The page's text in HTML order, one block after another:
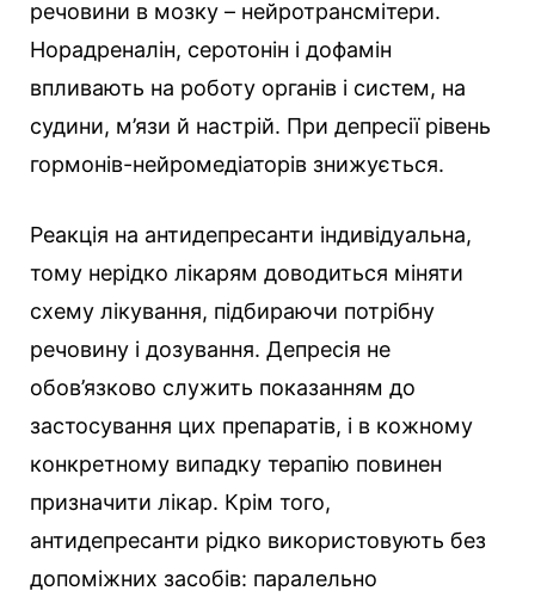
речовини в мозку – нейротрансмітери.
Норадреналін, серотонін і дофамін
впливають на роботу органів і систем, на
судини, м’язи й настрій. При депресії рівень
гормонів-нейромедіаторів знижується.
Реакція на антидепресанти індивідуальна,
тому нерідко лікарям доводиться міняти
схему лікування, підбираючи потрібну
речовину і дозування. Депресія не
обов’язково служить показанням до
застосування цих препаратів, і в кожному
конкретному випадку терапію повинен
призначити лікар. Крім того,
антидепресанти рідко використовують без
допоміжних засобів: паралельно